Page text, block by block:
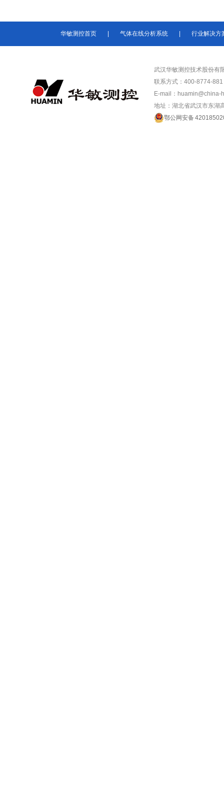
华敏测控首页 气体在线分析系统 行业解决方
武汉华敏测控技术股份有
联系方式：400-8774-
E-mail：huamin@china-
地址：湖北省武汉市东湖
鄂公网安备